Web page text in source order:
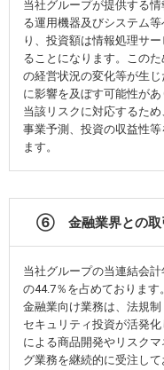
当社グループが提供する
る運用機器及びシステム
り、投資額は情報処理サ
ることになります。この
の経営状況の変化等が生
に影響を及ぼす可能性があ
当該リスクに対応するた
事業予測、投資の収益性
ます。
⑥ 金融業界との取
当社グループの当連結会
の44.7％を占めております。
金融業向け業務は、法規
セキュリティ投資が活発
による商品開発やリスク
グ業務を継続的に受注し